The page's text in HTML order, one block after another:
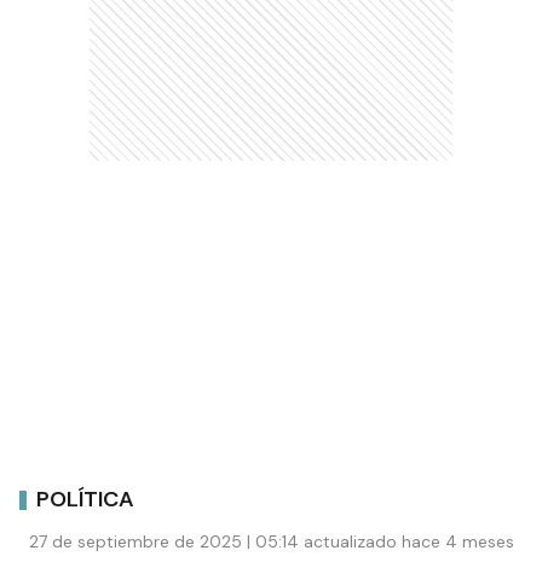
POLÍTICA
27 de septiembre de 2025 | 05:14 actualizado hace 4 meses